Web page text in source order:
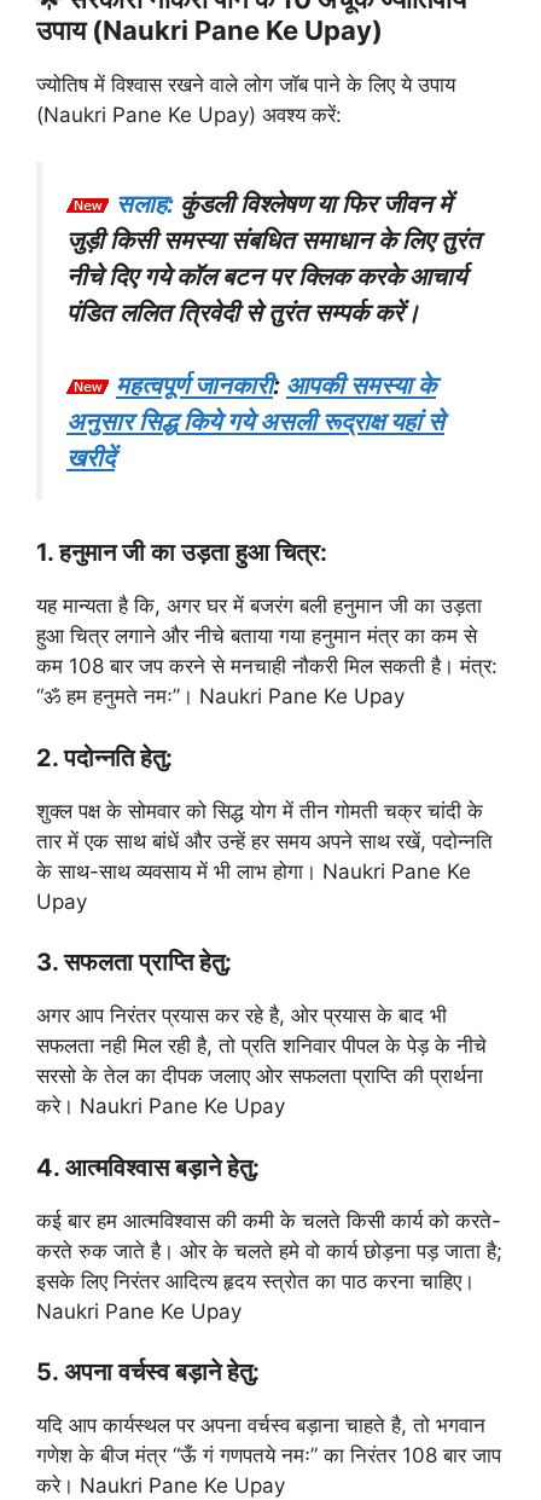
उपाय (Naukri Pane Ke Upay)
ज्योतिष में विश्वास रखने वाले लोग जॉब पाने के लिए ये उपाय
(Naukri Pane Ke Upay) अवश्य करें:
सलाह: कुंडली विश्लेषण या फिर जीवन में
जुड़ी किसी समस्या संबधित समाधान के लिए तुरंत
नीचे दिए गये कॉल बटन पर क्लिक करके आचार्य
पंडित ललित त्रिवेदी से तुरंत सम्पर्क करें।
महत्वपूर्ण जानकारी: आपकी समस्या के
अनुसार सिद्ध किये गये असली रूद्राक्ष यहां से
खरीदें
1. हनुमान जी का उड़ता हुआ चित्र:
यह मान्यता है कि, अगर घर में बजरंग बली हनुमान जी का उड़ता
हुआ चित्र लगाने और नीचे बताया गया हनुमान मंत्र का कम से
कम 108 बार जप करने से मनचाही नौकरी मिल सकती है। मंत्र:
“ॐ हम हनुमते नमः”। Naukri Pane Ke Upay
2. पदोन्नति हेतु:
शुक्ल पक्ष के सोमवार को सिद्ध योग में तीन गोमती चक्र चांदी के
तार में एक साथ बांधें और उन्हें हर समय अपने साथ रखें, पदोन्नति
के साथ-साथ व्यवसाय में भी लाभ होगा। Naukri Pane Ke
Upay
3. सफलता प्राप्ति हेतु:
अगर आप निरंतर प्रयास कर रहे है, ओर प्रयास के बाद भी
सफलता नही मिल रही है, तो प्रति शनिवार पीपल के पेड़ के नीचे
सरसो के तेल का दीपक जलाए ओर सफलता प्राप्ति की प्रार्थना
करे। Naukri Pane Ke Upay
4. आत्मविश्वास बड़ाने हेतु:
कई बार हम आत्मविश्वास की कमी के चलते किसी कार्य को करते-
करते रुक जाते है। ओर के चलते हमे वो कार्य छोड़ना पड़ जाता है;
इसके लिए निरंतर आदित्य हृदय स्त्रोत का पाठ करना चाहिए।
Naukri Pane Ke Upay
5. अपना वर्चस्व बड़ाने हेतु:
यदि आप कार्यस्थल पर अपना वर्चस्व बड़ाना चाहते है, तो भगवान
गणेश के बीज मंत्र “ऊँ गं गणपतये नमः” का निरंतर 108 बार जाप
करे। Naukri Pane Ke Upay